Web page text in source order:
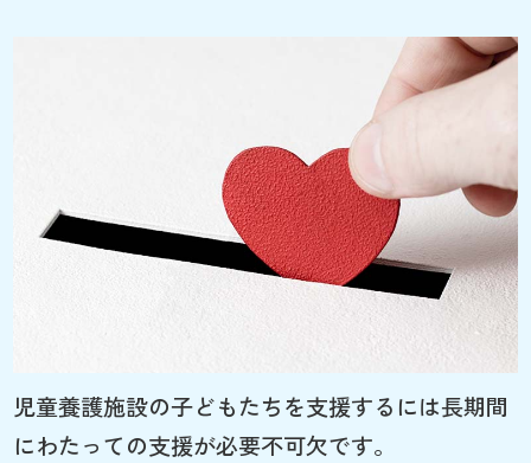
児童養護施設の子どもたちを支援するには長期間
にわたっての支援が必要不可欠です。